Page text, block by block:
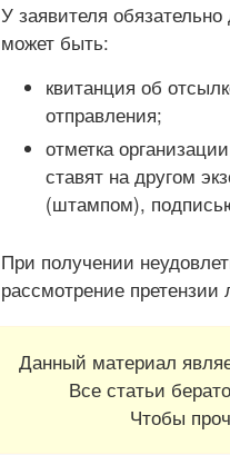
У заявителя
может быть:
квитанция об
отправления;
отметка
ставят на другом
(штампом),
При получении
рассмотрение
Данный материал
Все статьи
Чтобы